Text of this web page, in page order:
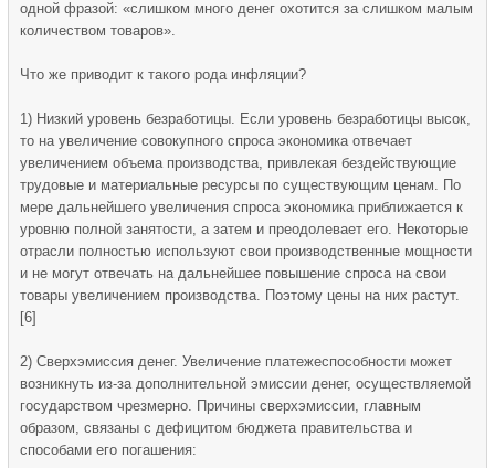
одной фразой: «слишком много денег охотится за слишком малым
количеством товаров».
Что же приводит к такого рода инфляции?
1) Низкий уровень безработицы. Если уровень безработицы высок,
то на увеличение совокупного спроса экономика отвечает
увеличением объема производства, привлекая бездействующие
трудовые и материальные ресурсы по существующим ценам. По
мере дальнейшего увеличения спроса экономика приближается к
уровню полной занятости, а затем и преодолевает его. Некоторые
отрасли полностью используют свои производственные мощности
и не могут отвечать на дальнейшее повышение спроса на свои
товары увеличением производства. Поэтому цены на них растут.
[6]
2) Сверхэмиссия денег. Увеличение платежеспособности может
возникнуть из-за дополнительной эмиссии денег, осуществляемой
государством чрезмерно. Причины сверхэмиссии, главным
образом, связаны с дефицитом бюджета правительства и
способами его погашения: